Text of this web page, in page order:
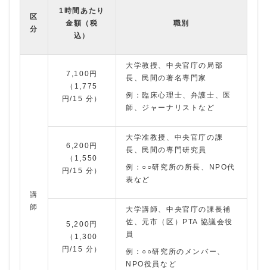
区
分
1時間あたり
金額（税
込）
職別
講
師
7,100円
（1,775
円/15 分）
大学教授、中央官庁の局部
長、民間の著名専門家
例：臨床心理士、弁護士、医
師、ジャーナリストなど
6,200円
（1,550
円/15 分）
大学准教授、中央官庁の課
長、民間の専門研究員
例：○○研究所の所長、NPO代
表など
5,200円
（1,300
円/15 分）
大学講師、中央官庁の課長補
佐、元市（区）PTA 協議会役
員
例：○○研究所のメンバー、
NPO役員など